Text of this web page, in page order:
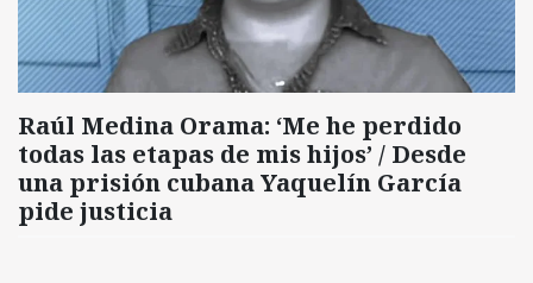
Raúl Medina Orama: ‘Me he perdido
todas las etapas de mis hijos’ / Desde
una prisión cubana Yaquelín García
pide justicia